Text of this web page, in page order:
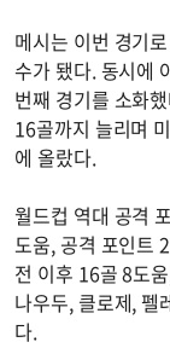
메시는 이번 경기
수가 됐다. 동시에
번째 경기를 소화
16골까지 늘리며
에 올랐다.
월드컵 역대 공격
도움, 공격 포인트
전 이후 16골 8도
나우두, 클로제, 펠
다.